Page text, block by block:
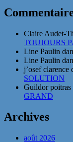
Claire Audet-
TOUJOURS
Line Paulin
Line Paulin
j’osef clarence
SOLUTION
Guildor poitras
GRAND
Archives
août 2026